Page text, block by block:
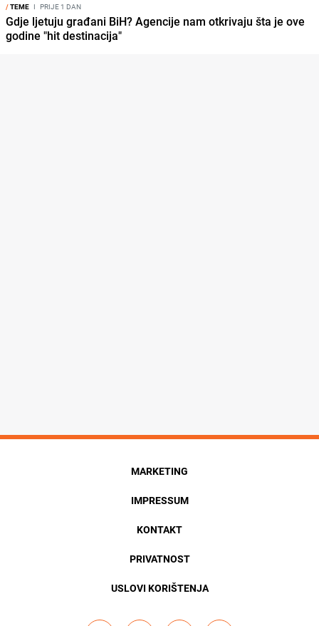
/TEME I PRIJE 1 DAN
Gdje ljetuju građani BiH? Agencije nam otkrivaju šta je ove
godine "hit destinacija"
MARKETING
IMPRESSUM
KONTAKT
PRIVATNOST
USLOVI KORIŠTENJA